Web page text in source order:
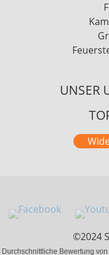
UNSER
©2024
Durchschnittliche Bewertung